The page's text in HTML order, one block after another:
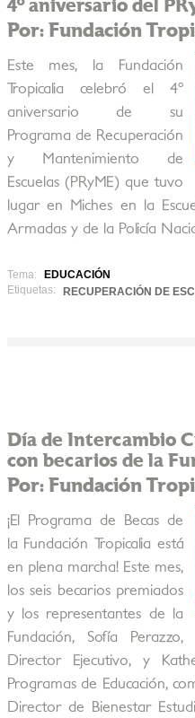
4º aniversario del
Por: Fundación
Este mes, la Fundación
Tropicalia celebró el 4º
aniversario de su
Programa de Recuperación
y Mantenimiento de
Escuelas (PRyME) que tuvo
lugar en Miches en la
Armadas y de la Policía
Tema:
EDUCACIÓN
Etiquetas:
RECUPERACIÓN DE
Día de Intercambio
con becarios de la
Por: Fundación
¡El Programa de Becas de
la Fundación Tropicalia está
en plena marcha! Este mes,
los seis becarios premiados
y los representantes de la
Fundación, Sofía Perazzo,
Director Ejecutivo, y
Programas de Educación,
Director de Bienestar